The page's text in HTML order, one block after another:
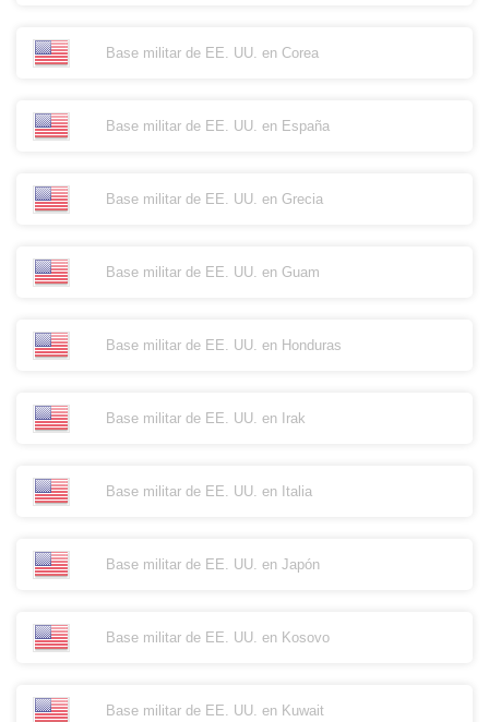
Base militar de EE. UU. en Corea
Base militar de EE. UU. en España
Base militar de EE. UU. en Grecia
Base militar de EE. UU. en Guam
Base militar de EE. UU. en Honduras
Base militar de EE. UU. en Irak
Base militar de EE. UU. en Italia
Base militar de EE. UU. en Japón
Base militar de EE. UU. en Kosovo
Base militar de EE. UU. en Kuwait